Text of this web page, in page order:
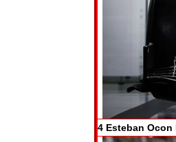
4 Esteban Ocon